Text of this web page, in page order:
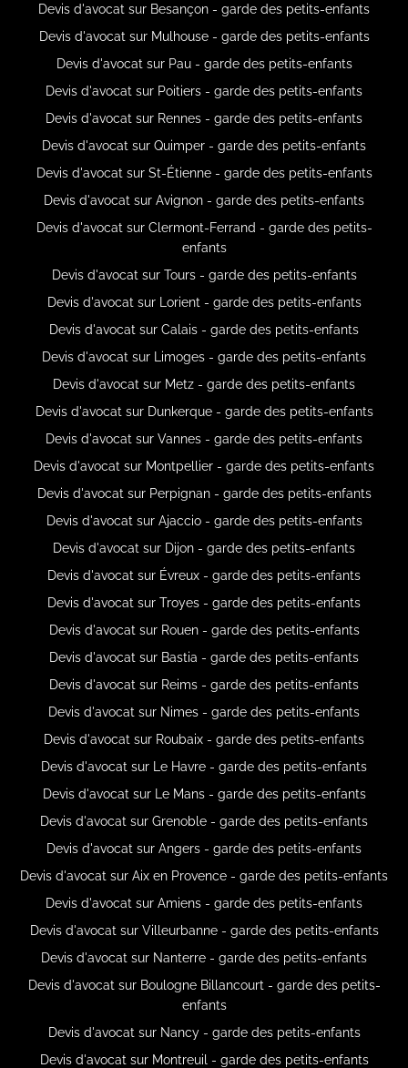
Devis d'avocat sur Besançon - garde des petits-enfants
Devis d'avocat sur Mulhouse - garde des petits-enfants
Devis d'avocat sur Pau - garde des petits-enfants
Devis d'avocat sur Poitiers - garde des petits-enfants
Devis d'avocat sur Rennes - garde des petits-enfants
Devis d'avocat sur Quimper - garde des petits-enfants
Devis d'avocat sur St-Étienne - garde des petits-enfants
Devis d'avocat sur Avignon - garde des petits-enfants
Devis d'avocat sur Clermont-Ferrand - garde des petits-
enfants
Devis d'avocat sur Tours - garde des petits-enfants
Devis d'avocat sur Lorient - garde des petits-enfants
Devis d'avocat sur Calais - garde des petits-enfants
Devis d'avocat sur Limoges - garde des petits-enfants
Devis d'avocat sur Metz - garde des petits-enfants
Devis d'avocat sur Dunkerque - garde des petits-enfants
Devis d'avocat sur Vannes - garde des petits-enfants
Devis d'avocat sur Montpellier - garde des petits-enfants
Devis d'avocat sur Perpignan - garde des petits-enfants
Devis d'avocat sur Ajaccio - garde des petits-enfants
Devis d'avocat sur Dijon - garde des petits-enfants
Devis d'avocat sur Évreux - garde des petits-enfants
Devis d'avocat sur Troyes - garde des petits-enfants
Devis d'avocat sur Rouen - garde des petits-enfants
Devis d'avocat sur Bastia - garde des petits-enfants
Devis d'avocat sur Reims - garde des petits-enfants
Devis d'avocat sur Nimes - garde des petits-enfants
Devis d'avocat sur Roubaix - garde des petits-enfants
Devis d'avocat sur Le Havre - garde des petits-enfants
Devis d'avocat sur Le Mans - garde des petits-enfants
Devis d'avocat sur Grenoble - garde des petits-enfants
Devis d'avocat sur Angers - garde des petits-enfants
Devis d'avocat sur Aix en Provence - garde des petits-enfants
Devis d'avocat sur Amiens - garde des petits-enfants
Devis d'avocat sur Villeurbanne - garde des petits-enfants
Devis d'avocat sur Nanterre - garde des petits-enfants
Devis d'avocat sur Boulogne Billancourt - garde des petits-
enfants
Devis d'avocat sur Nancy - garde des petits-enfants
Devis d'avocat sur Montreuil - garde des petits-enfants